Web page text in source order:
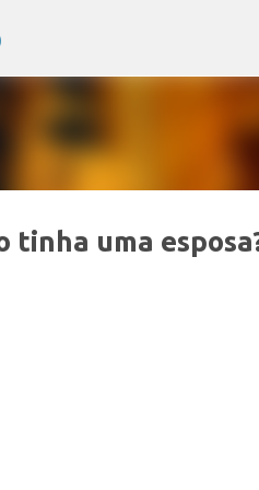
tinha uma